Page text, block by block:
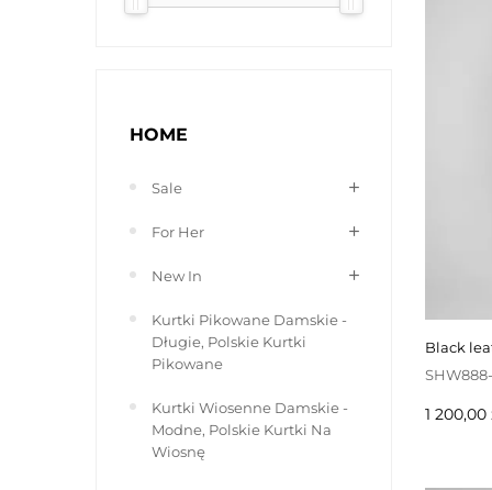
40 cm
68 cm
57 cm
HOME
Sale
For Her
New In
Kurtki Pikowane Damskie -
Długie, Polskie Kurtki
Pikowane
Kurtki Wiosenne Damskie -
Modne, Polskie Kurtki Na
Wiosnę
black
Pris
1 200,00